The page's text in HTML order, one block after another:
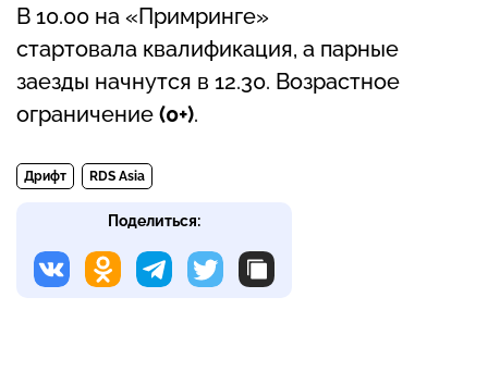
В 10.00 на «Примринге»
стартовала квалификация, а парные
заезды начнутся в 12.30. Возрастное
ограничение (0+).
Дрифт RDS Asia
Поделиться: